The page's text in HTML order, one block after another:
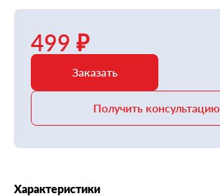
499 ₽
Заказать
Получить консультацию
Характеристики